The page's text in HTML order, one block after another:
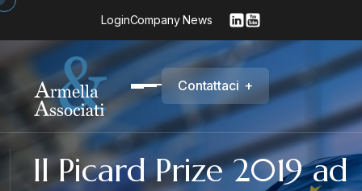
LoginCompany News
Contattaci +
Il Picard Prize 2019 ad